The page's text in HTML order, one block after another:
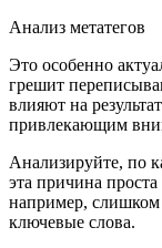
Анализ метатегов
Это особенно
грешит
влияют на
привлекающим
Анализируйте, по
эта причина проста
например,
ключевые слова.